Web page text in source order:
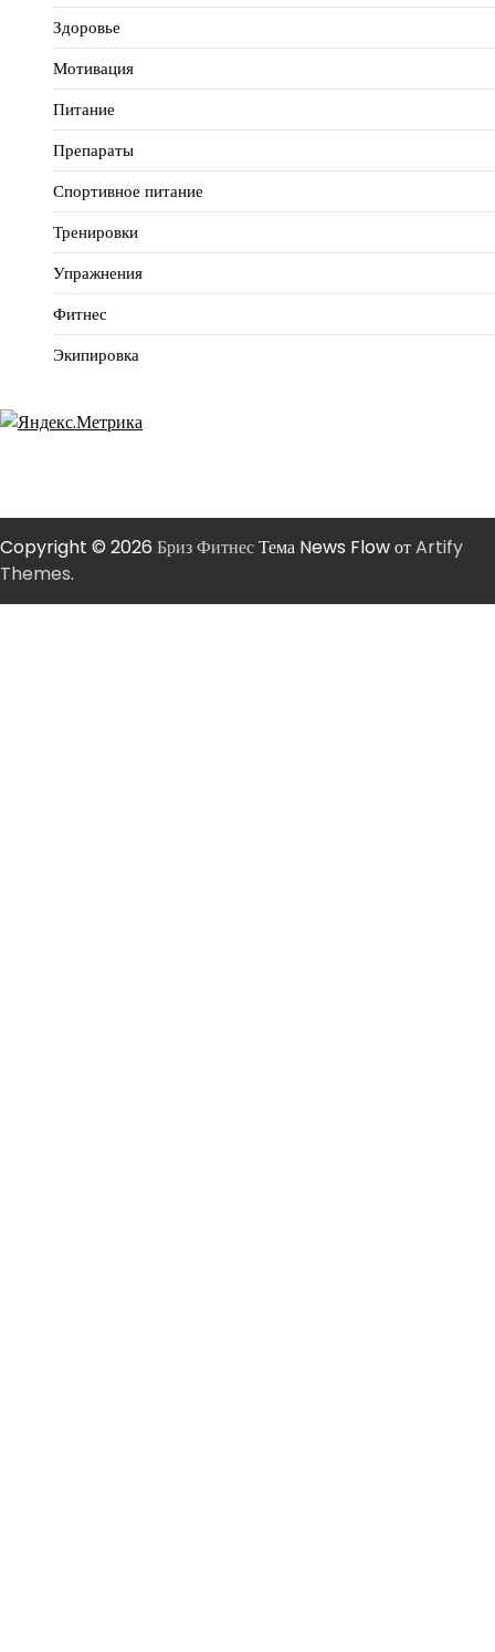
Здоровье
Мотивация
Питание
Препараты
Спортивное питание
Тренировки
Упражнения
Фитнес
Экипировка
Copyright © 2026 Бриз ФитнесТема News Flow отArtify
Themes.